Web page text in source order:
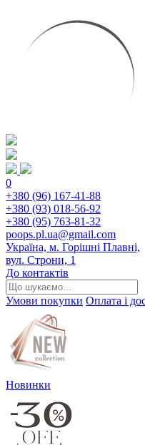
0
+380 (96) 167-41-88
+380 (93) 018-56-92
+380 (95) 763-81-32
poops.pl.ua@gmail.com
Україна, м. Горішні Плавні,
вул. Строни, 1
До контактів
Умови покупки Оплата і
Новинки